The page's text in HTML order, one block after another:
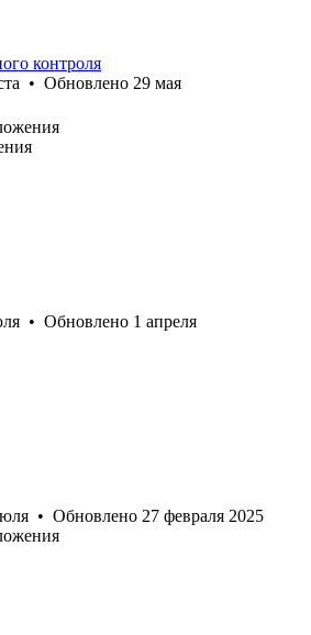
контроля
• Обновлено 29 мая
• Обновлено 1 апреля
• Обновлено 27 февраля 2025